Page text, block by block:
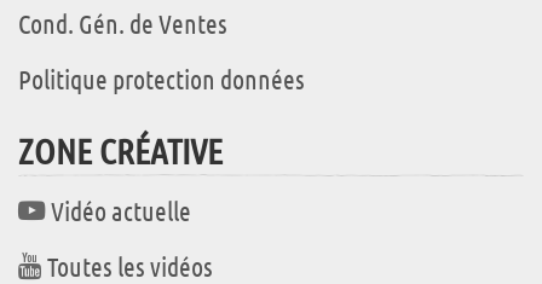
Cond. Gén. de Ventes
Politique protection données
ZONE CRÉATIVE
Vidéo actuelle
Toutes les vidéos